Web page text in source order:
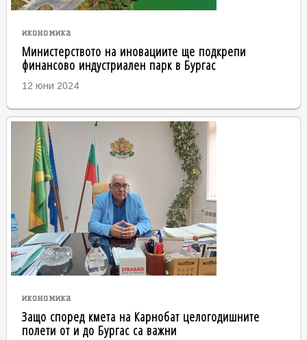
икономика
Министерството на иновациите ще подкрепи
финансово индустриален парк в Бургас
12 юни 2024
икономика
Защо според кмета на Карнобат целогодишните
полети от и до Бургас са важни